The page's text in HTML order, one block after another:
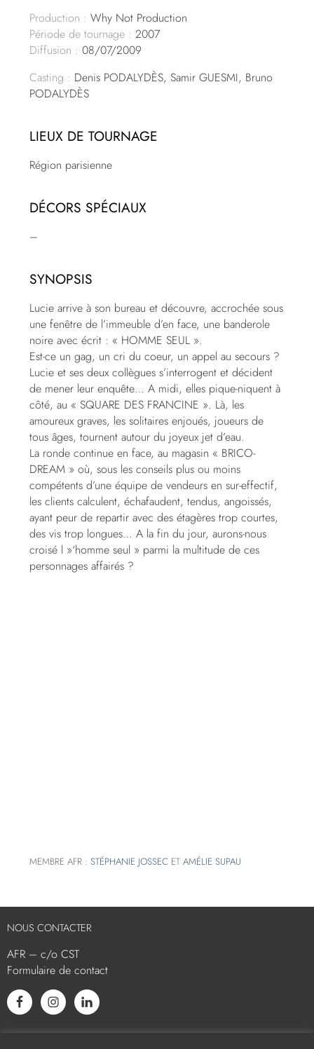
Production : Why Not Production
Période de tournage : 2007
Diffusion : 08/07/2009
Casting : Denis PODALYDÈS, Samir GUESMI, Bruno
PODALYDÈS
LIEUX DE TOURNAGE
Région parisienne
DÉCORS SPÉCIAUX
–
SYNOPSIS
Lucie arrive à son bureau et découvre, accrochée sous
une fenêtre de l’immeuble d’en face, une banderole
noire avec écrit : « HOMME SEUL ».
Est-ce un gag, un cri du coeur, un appel au secours ?
Lucie et ses deux collègues s’interrogent et décident
de mener leur enquête… A midi, elles pique-niquent à
côté, au « SQUARE DES FRANCINE ». Là, les
amoureux graves, les solitaires enjoués, joueurs de
tous âges, tournent autour du joyeux jet d’eau.
La ronde continue en face, au magasin « BRICO-
DREAM » où, sous les conseils plus ou moins
compétents d’une équipe de vendeurs en sur-effectif,
les clients calculent, échafaudent, tendus, angoissés,
ayant peur de repartir avec des étagères trop courtes,
des vis trop longues… A la fin du jour, aurons-nous
croisé l »‘homme seul » parmi la multitude de ces
personnages affairés ?
MEMBRE AFR :STÉPHANIE JOSSEC ETAMÉLIE SUPAU
NOUS CONTACTER
AFR – c/o CST
Formulaire de contact